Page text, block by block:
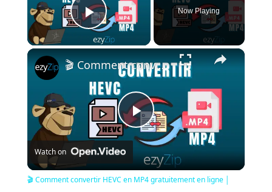
Play Video
Now Playing
×
Play
Video
🎬 Comment convertir HEVC en MP4 gratuitement en ligne │ Aucune installation de logiciel requise
Watch on
🎬 Comment convertir HEVC en MP4 gratuitement en ligne │